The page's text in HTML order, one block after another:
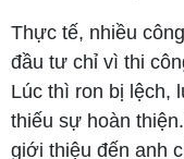
Thực tế, nhiều
đầu tư chỉ vì thi
Lúc thì ron bị lệch,
thiếu sự hoàn
giới thiệu đến anh